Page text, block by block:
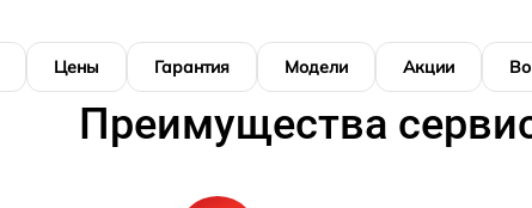
Цены Гарантия Модели Акции
Преимущества